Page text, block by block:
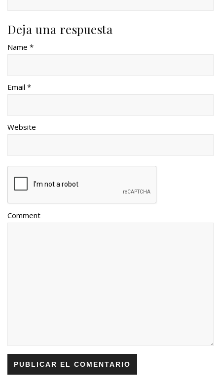
Deja una respuesta
Name *
Email *
Website
Comment